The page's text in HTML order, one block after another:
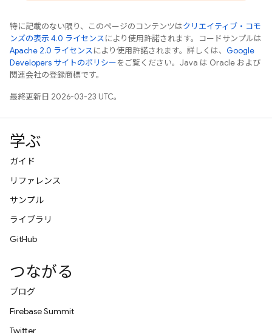
特に記載のない限り、このページのコンテンツはクリエイティブ・コモ
ンズの表示 4.0 ライセンスにより使用許諾されます。コードサンプルは
Apache 2.0 ライセンスにより使用許諾されます。詳しくは、 Google
Developers サイトのポリシーをご覧ください。Java は Oracle および
関連会社の登録商標です。
最終更新日 2026-03-23 UTC。
学ぶ
ガイド
リファレンス
サンプル
ライブラリ
GitHub
つながる
ブログ
Firebase Summit
Twitter